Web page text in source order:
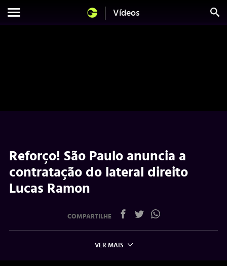
Vídeos
Reforço! São Paulo anuncia a
contratação do lateral direito
Lucas Ramon
COMPARTILHE
VER MAIS